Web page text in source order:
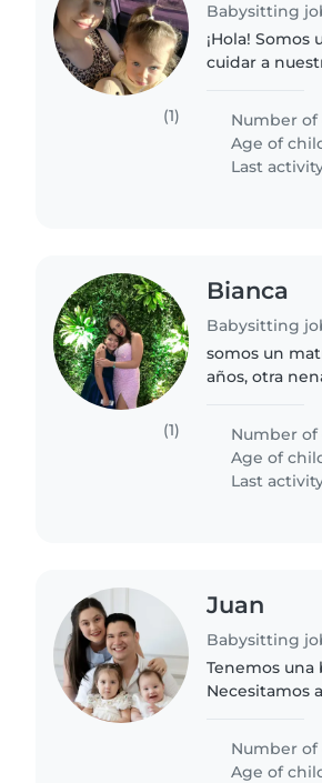
(1)
Babysitting
¡Hola!
cuidar a
alguien
Number of
Age of
Last
(1)
Bianca
Babysitting
somos un
años, otra
Number
Age of
Last
Juan
Babysitting
Tenemos una
Necesitamos
jugar con ella
Number
Age of